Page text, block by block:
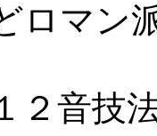
ロマン
２音技